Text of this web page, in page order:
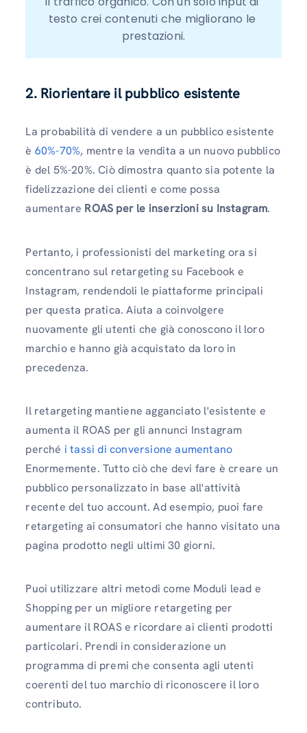
testo crei contenuti che migliorano le
prestazioni.
2. Riorientare il pubblico esistente
La probabilità di vendere a un pubblico esistente
è 60%-70%, mentre la vendita a un nuovo pubblico
è del 5%-20%. Ciò dimostra quanto sia potente la
fidelizzazione dei clienti e come possa
aumentare ROAS per le inserzioni su Instagram.
Pertanto, i professionisti del marketing ora si
concentrano sul retargeting su Facebook e
Instagram, rendendoli le piattaforme principali
per questa pratica. Aiuta a coinvolgere
nuovamente gli utenti che già conoscono il loro
marchio e hanno già acquistato da loro in
precedenza.
Il retargeting mantiene agganciato l'esistente e
aumenta il ROAS per gli annunci Instagram
perché i tassi di conversione aumentano
Enormemente. Tutto ciò che devi fare è creare un
pubblico personalizzato in base all'attività
recente del tuo account. Ad esempio, puoi fare
retargeting ai consumatori che hanno visitato una
pagina prodotto negli ultimi 30 giorni.
Puoi utilizzare altri metodi come Moduli lead e
Shopping per un migliore retargeting per
aumentare il ROAS e ricordare ai clienti prodotti
particolari. Prendi in considerazione un
programma di premi che consenta agli utenti
coerenti del tuo marchio di riconoscere il loro
contributo.